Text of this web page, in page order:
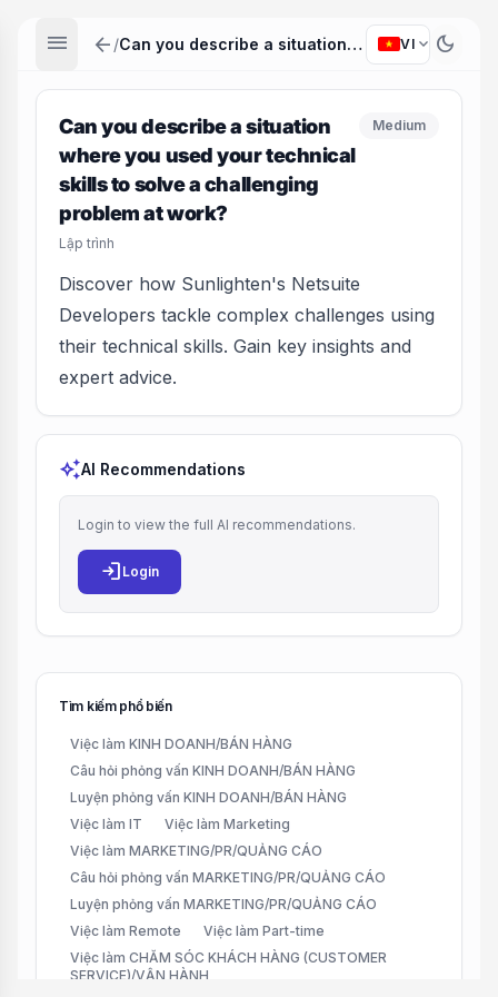
menu arrow_back / Can you describe a situation where you used your technical skills to solve a challenging problem at work? VI expand_more dark_mode
Can you describe a situation
where you used your technical
skills to solve a challenging
problem at work?
Lập trình
Medium
Discover how Sunlighten's Netsuite
Developers tackle complex challenges using
their technical skills. Gain key insights and
expert advice.
auto_awesomeAI Recommendations
Login to view the full AI recommendations.
login Login
Tìm kiếm phổ biến
Việc làm KINH DOANH/BÁN HÀNG
Câu hỏi phỏng vấn KINH DOANH/BÁN HÀNG
Luyện phỏng vấn KINH DOANH/BÁN HÀNG
Việc làm IT
Việc làm Marketing
Việc làm MARKETING/PR/QUẢNG CÁO
Câu hỏi phỏng vấn MARKETING/PR/QUẢNG CÁO
Luyện phỏng vấn MARKETING/PR/QUẢNG CÁO
Việc làm Remote
Việc làm Part-time
Việc làm CHĂM SÓC KHÁCH HÀNG (CUSTOMER
SERVICE)/VẬN HÀNH